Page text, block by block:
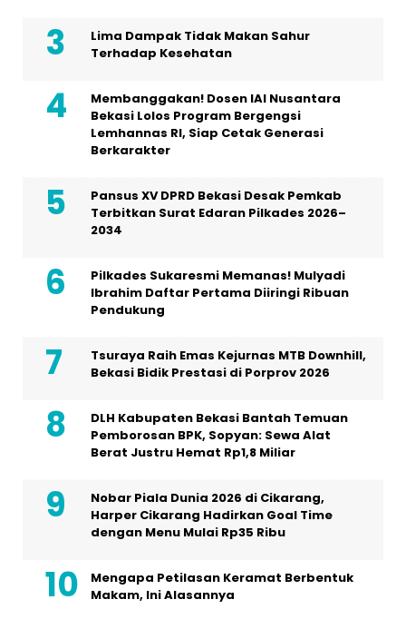
Lima Dampak Tidak Makan Sahur
Terhadap Kesehatan
Membanggakan! Dosen IAI Nusantara
Bekasi Lolos Program Bergengsi
Lemhannas RI, Siap Cetak Generasi
Berkarakter
Pansus XV DPRD Bekasi Desak Pemkab
Terbitkan Surat Edaran Pilkades 2026–
2034
Pilkades Sukaresmi Memanas! Mulyadi
Ibrahim Daftar Pertama Diiringi Ribuan
Pendukung
Tsuraya Raih Emas Kejurnas MTB Downhill,
Bekasi Bidik Prestasi di Porprov 2026
DLH Kabupaten Bekasi Bantah Temuan
Pemborosan BPK, Sopyan: Sewa Alat
Berat Justru Hemat Rp1,8 Miliar
Nobar Piala Dunia 2026 di Cikarang,
Harper Cikarang Hadirkan Goal Time
dengan Menu Mulai Rp35 Ribu
Mengapa Petilasan Keramat Berbentuk
Makam, Ini Alasannya